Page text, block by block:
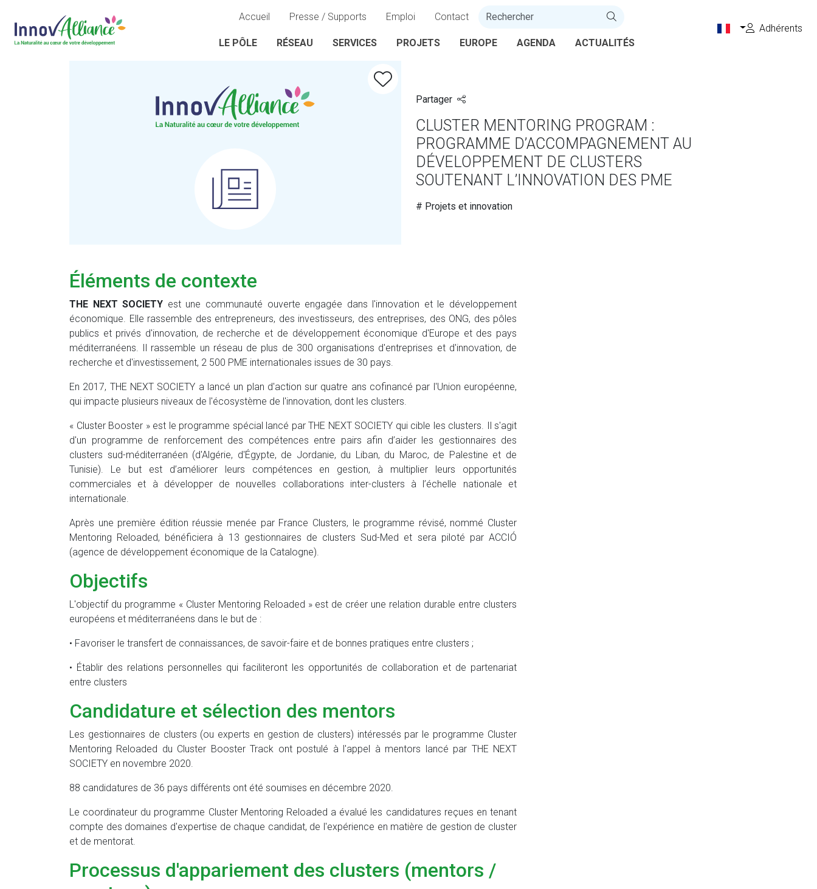
Accueil Presse / Supports Emploi Contact
LE PÔLE RÉSEAU SERVICES PROJETS EUROPE AGENDA ACTUALITÉS
Adhérents
Partager
CLUSTER MENTORING PROGRAM :
PROGRAMME D’ACCOMPAGNEMENT AU
DÉVELOPPEMENT DE CLUSTERS
SOUTENANT L’INNOVATION DES PME
# Projets et innovation
Éléments de contexte
THE NEXT SOCIETY est une communauté ouverte engagée dans l'innovation et le développement
économique. Elle rassemble des entrepreneurs, des investisseurs, des entreprises, des ONG, des pôles
publics et privés d'innovation, de recherche et de développement économique d'Europe et des pays
méditerranéens. Il rassemble un réseau de plus de 300 organisations d'entreprises et d'innovation, de
recherche et d'investissement, 2 500 PME internationales issues de 30 pays.
En 2017, THE NEXT SOCIETY a lancé un plan d'action sur quatre ans cofinancé par l'Union européenne,
qui impacte plusieurs niveaux de l'écosystème de l'innovation, dont les clusters.
« Cluster Booster » est le programme spécial lancé par THE NEXT SOCIETY qui cible les clusters. Il s'agit
d'un programme de renforcement des compétences entre pairs afin d’aider les gestionnaires des
clusters sud-méditerranéen (d'Algérie, d'Égypte, de Jordanie, du Liban, du Maroc, de Palestine et de
Tunisie). Le but est d’améliorer leurs compétences en gestion, à multiplier leurs opportunités
commerciales et à développer de nouvelles collaborations inter-clusters à l’échelle nationale et
internationale.
Après une première édition réussie menée par France Clusters, le programme révisé, nommé Cluster
Mentoring Reloaded, bénéficiera à 13 gestionnaires de clusters Sud-Med et sera piloté par ACCIÓ
(agence de développement économique de la Catalogne).
Objectifs
L'objectif du programme « Cluster Mentoring Reloaded » est de créer une relation durable entre clusters
européens et méditerranéens dans le but de :
• Favoriser le transfert de connaissances, de savoir-faire et de bonnes pratiques entre clusters ;
• Établir des relations personnelles qui faciliteront les opportunités de collaboration et de partenariat
entre clusters
Candidature et sélection des mentors
Les gestionnaires de clusters (ou experts en gestion de clusters) intéressés par le programme Cluster
Mentoring Reloaded du Cluster Booster Track ont postulé à l'appel à mentors lancé par THE NEXT
SOCIETY en novembre 2020.
88 candidatures de 36 pays différents ont été soumises en décembre 2020.
Le coordinateur du programme Cluster Mentoring Reloaded a évalué les candidatures reçues en tenant
compte des domaines d'expertise de chaque candidat, de l'expérience en matière de gestion de cluster
et de mentorat.
Processus d'appariement des clusters (mentors /